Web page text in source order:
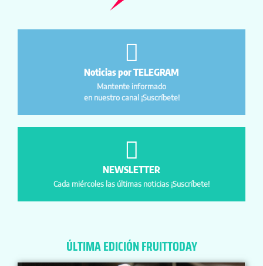
Noticias por TELEGRAM
Mantente informado
en nuestro canal ¡Suscríbete!
NEWSLETTER
Cada miércoles las últimas noticias ¡Suscríbete!
ÚLTIMA EDICIÓN FRUITTODAY